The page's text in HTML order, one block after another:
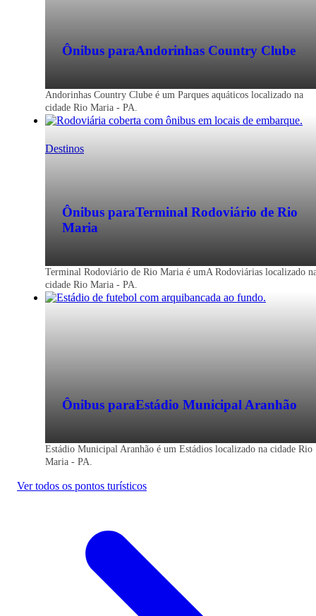
Destinos
Ônibus paraAndorinhas Country Clube
Andorinhas Country Clube é um Parques aquáticos localizado na
cidade Rio Maria - PA.
Ônibus paraTerminal Rodoviário de Rio
Maria
Terminal Rodoviário de Rio Maria é umA Rodoviárias localizado
cidade Rio Maria - PA.
Ônibus paraEstádio Municipal Aranhão
Estádio Municipal Aranhão é um Estádios localizado na cidade Rio
Maria - PA.
Ver todos os pontos turísticos